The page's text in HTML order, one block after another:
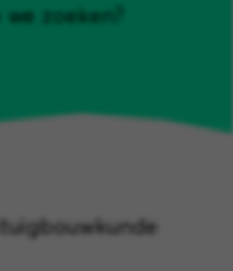
zoeken?